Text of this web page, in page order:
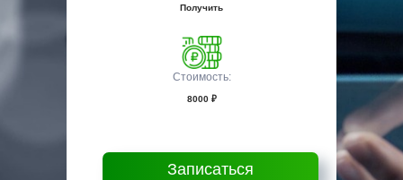
Получить
Стоимость:
8000 ₽
Записаться